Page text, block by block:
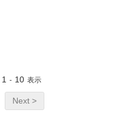
1 - 10 表示
Next >